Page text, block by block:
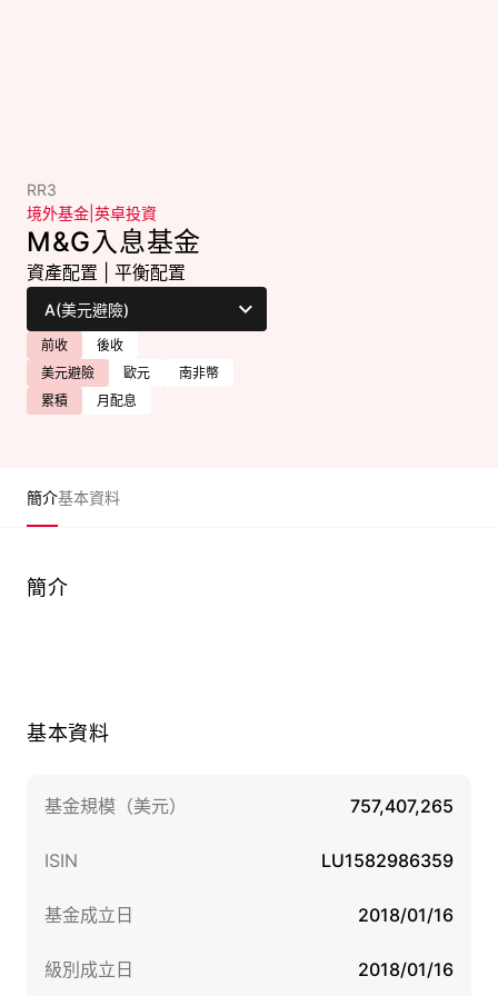
RR3
境外基金 英卓投資
M&G入息基金
資產配置 平衡配置
前收
後收
美元避險
歐元
南非幣
累積
月配息
簡介基本資料
簡介
基本資料
基金規模（美元） 757,407,265
ISIN LU1582986359
基金成立日 2018/01/16
級別成立日 2018/01/16